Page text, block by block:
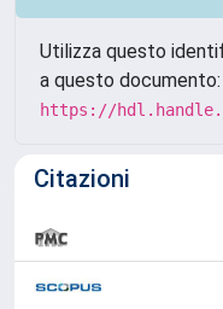
Utilizza questo
a questo documento:
https://
Citazioni